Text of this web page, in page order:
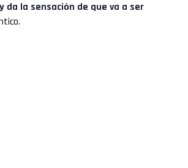
da la sensación de que va a ser